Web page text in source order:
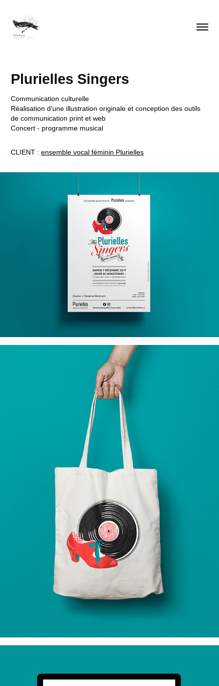
Plurielles Singers
Communication culturelle
Réalisation d'une illustration originale et conception des outils
de communication print et web
Concert - programme musical
CLIENT :ensemble vocal féminin Plurielles